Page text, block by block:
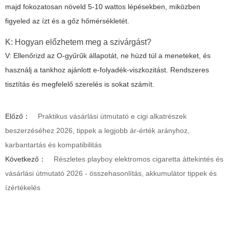
majd fokozatosan növeld 5-10 wattos lépésekben, miközben
figyeled az ízt és a gőz hőmérsékletét.
K: Hogyan előzhetem meg a szivárgást?
V: Ellenőrizd az O-gyűrűk állapotát, ne húzd túl a meneteket, és
használj a tankhoz ajánlott e-folyadék-viszkozitást. Rendszeres
tisztítás és megfelelő szerelés is sokat számít.
Előző：
Praktikus vásárlási útmutató e cigi alkatrészek
beszerzéséhez 2026, tippek a legjobb ár-érték arányhoz,
karbantartás és kompatibilitás
Következő：
Részletes playboy elektromos cigaretta áttekintés és
vásárlási útmutató 2026 - összehasonlítás, akkumulátor tippek és
ízértékelés